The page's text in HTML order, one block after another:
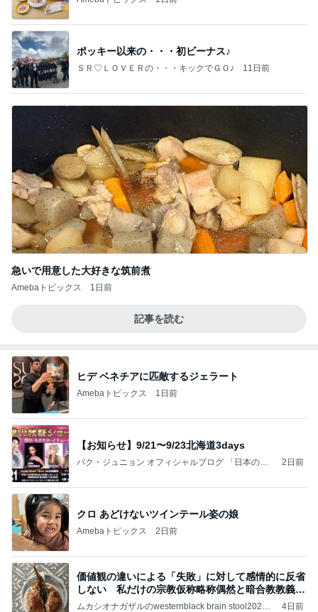
ポッキー以来の・・・初ビーナス♪
ＳＲ♡ＬＯＶＥＲの・・・キックでＧＯ♪ 11日前
急いで用意した大好きな筑前煮
Amebaトピックス 1日前
記事を読む
ヒデ ベネチアに匹敵するジェラート
Amebaトピックス 1日前
【お知らせ】9/21〜9/23北海道3days
パク・ジュニョン オフィシャルブログ 「日本の
2日前
クロ あどけないツインテール姿の娘
Amebaトピックス 2日前
価値観の違いによる「失敗」に対して感情的に反省
しない 私だけの宗教仮称略称偶然と暗合教教義候
補
ムカシオナガザルのwesternblack brain stool2024
4日前